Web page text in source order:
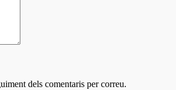
dels comentaris per correu.